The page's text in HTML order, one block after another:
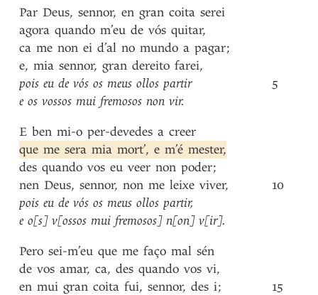
Par Deus, sennor, en gran coita serei
agora quando m’eu de vós quitar,
ca me non ei d’al no mundo a pagar;
e, mia sennor, gran dereito farei,
pois eu de vós os meus ollos partir
e os vossos mui fremosos non vir.
E ben mi-o per-devedes a creer
que me sera mia mort’, e m’é mester,
des quando vos eu veer non poder;
nen Deus, sennor, non me leixe viver,
pois eu de vós os meus ollos partir,
e o[s] v[ossos mui fremosos] n[on] v[ir].
Pero sei-m’eu que me faço mal sén
de vos amar, ca, des quando vos vi,
en mui gran coita fui, sennor, des i;
5
10
15